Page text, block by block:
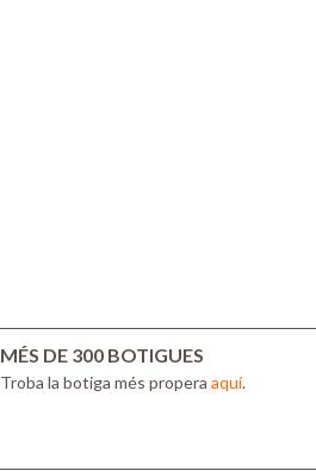
MÉS DE 300 BOTIGUES
Troba la botiga més properaaquí.